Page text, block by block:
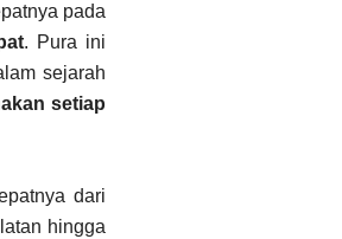
pada
. Pura ini
sejarah
setiap
dari
hingga